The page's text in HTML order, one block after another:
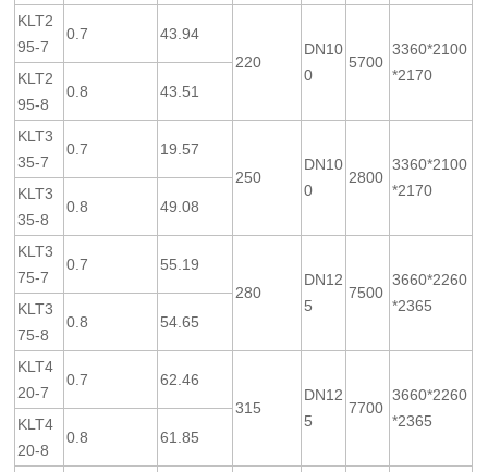
KLT2
95-7
0.7
43.94
220
DN10
0
5700
3360*2100
*2170
KLT2
95-8
0.8 43.51
KLT3
35-7
0.7
19.57
250
DN10
0
2800
3360*2100
*2170
KLT3
35-8
0.8 49.08
KLT3
75-7
0.7
55.19
280
DN12
5
7500
3660*2260
*2365
KLT3
75-8
0.8 54.65
KLT4
20-7
0.7
62.46
315
DN12
5
7700
3660*2260
*2365
KLT4
20-8
0.8 61.85